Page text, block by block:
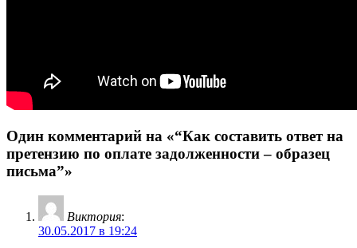
Один комментарий на «“Как составить ответ на
претензию по оплате задолженности – образец
письма”»
Виктория:
30.05.2017 в 19:24